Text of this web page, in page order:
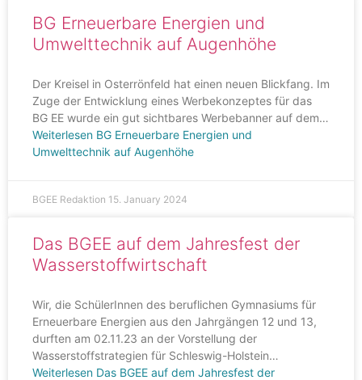
BG Erneuerbare Energien und
Umwelttechnik auf Augenhöhe
Der Kreisel in Osterrönfeld hat einen neuen Blickfang. Im
Zuge der Entwicklung eines Werbekonzeptes für das
BG EE wurde ein gut sichtbares Werbebanner auf dem…
Weiterlesen BG Erneuerbare Energien und
Umwelttechnik auf Augenhöhe
BGEE Redaktion 15. January 2024
Das BGEE auf dem Jahresfest der
Wasserstoffwirtschaft
Wir, die SchülerInnen des beruflichen Gymnasiums für
Erneuerbare Energien aus den Jahrgängen 12 und 13,
durften am 02.11.23 an der Vorstellung der
Wasserstoffstrategien für Schleswig-Holstein…
Weiterlesen Das BGEE auf dem Jahresfest der